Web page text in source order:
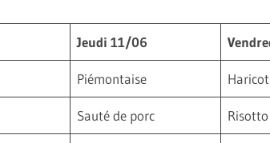
Jeudi 11/06
Piémontaise
Sauté de porc